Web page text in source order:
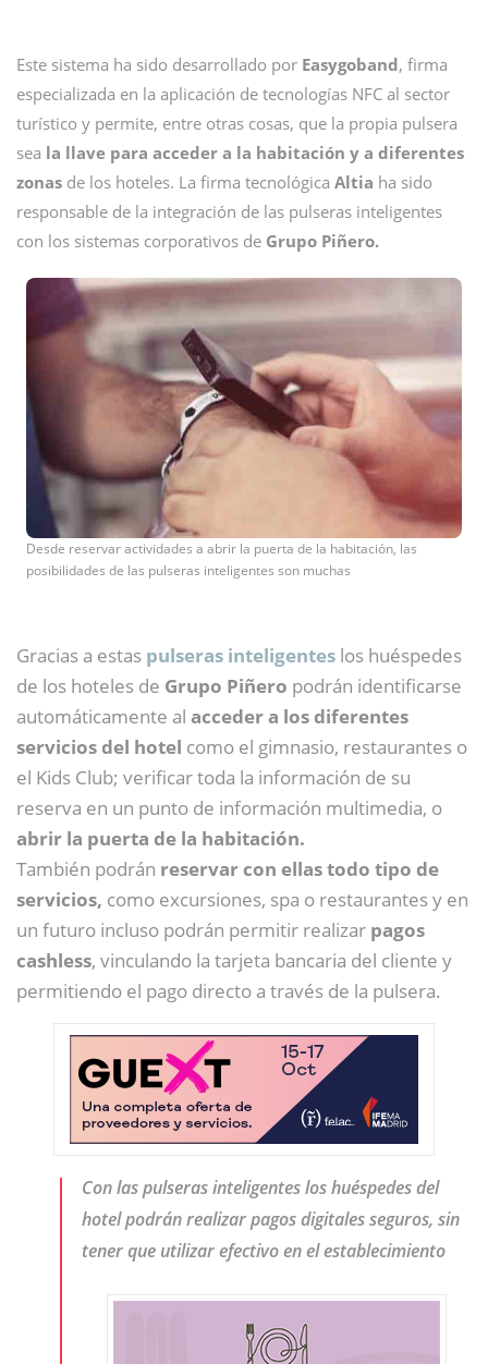
Este sistema ha sido desarrollado por Easygoband, firma
especializada en la aplicación de tecnologías NFC al sector
turístico y permite, entre otras cosas, que la propia pulsera
sea la llave para acceder a la habitación y a diferentes
zonas de los hoteles. La firma tecnológica Altia ha sido
responsable de la integración de las pulseras inteligentes
con los sistemas corporativos de Grupo Piñero.
Desde reservar actividades a abrir la puerta de la habitación, las
posibilidades de las pulseras inteligentes son muchas
Gracias a estas pulseras inteligentes los huéspedes
de los hoteles de Grupo Piñero podrán identificarse
automáticamente al acceder a los diferentes
servicios del hotel como el gimnasio, restaurantes o
el Kids Club; verificar toda la información de su
reserva en un punto de información multimedia, o
abrir la puerta de la habitación.
También podrán reservar con ellas todo tipo de
servicios, como excursiones, spa o restaurantes y en
un futuro incluso podrán permitir realizar pagos
cashless, vinculando la tarjeta bancaria del cliente y
permitiendo el pago directo a través de la pulsera.
Con las pulseras inteligentes los huéspedes del
hotel podrán realizar pagos digitales seguros, sin
tener que utilizar efectivo en el establecimiento